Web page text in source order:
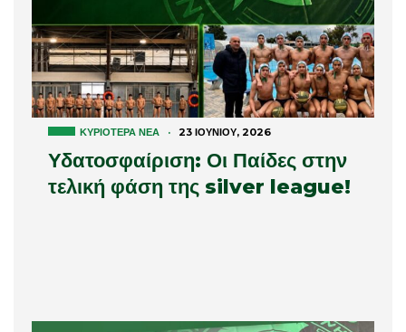
ΚΥΡΙΌΤΕΡΑ ΝΈΑ · 23 ΙΟΥΝΊΟΥ, 2026
Υδατοσφαίριση: Οι Παίδες στην
τελική φάση της silver league!